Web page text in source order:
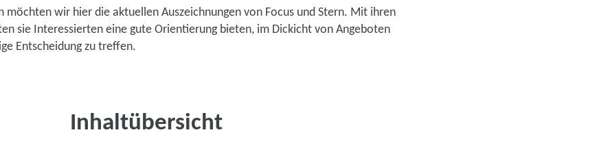
möchten wir hier die aktuellen Auszeichnungen von Focus und Stern. Mit ihren
sie Interessierten eine gute Orientierung bieten, im Dickicht von Angeboten
Entscheidung zu treffen.
Inhaltübersicht